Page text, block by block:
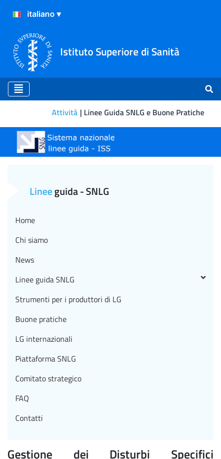
Istituto Superiore di Sanità
Attività Linee Guida SNLG e Buone Pratiche
Gestione dei Disturbi
Gestione dei Disturbi Specifici
Lineeguida - SNLG
Home
Chi siamo
News
Linee guida SNLG
Strumenti per i produttori di LG
Buone pratiche
LG internazionali
Piattaforma SNLG
Comitato strategico
FAQ
Contatti